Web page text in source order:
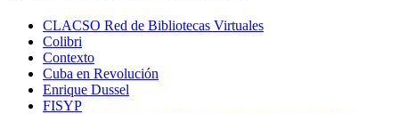
CLACSO Red de Bibliotecas Virtuales
Colibri
Contexto
Cuba en Revolución
Enrique Dussel
FISYP